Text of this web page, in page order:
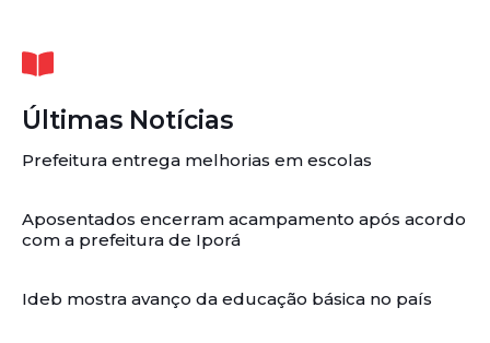
Últimas Notícias
Prefeitura entrega melhorias em escolas
Aposentados encerram acampamento após acordo
com a prefeitura de Iporá
Ideb mostra avanço da educação básica no país